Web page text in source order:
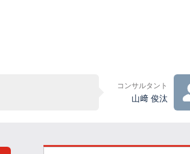
コンサルタント
山﨑 俊汰